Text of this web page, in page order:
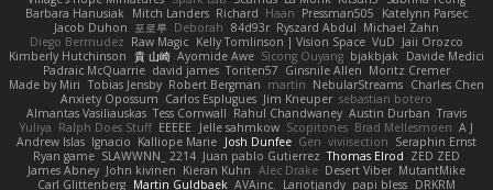
Barbara Hanusiak
Mitch Landers Richard Haan Pressman505
Katelynn Parsec
Jacob Duhon 포로루 Deborah 84d93r Ryszard Abdul Michael Zahn
Diego Bermudez Raw Magic Kelly Tomlinson | Vision Space VuD Jaii Orozco
Kimberly Hutchinson 貴 山崎 Ayomide Awe Sicong Ouyang bjakbjak
Davide Medici
Padraic McQuarrie david james Toriten57 Ginsnile Allen Moritz Cremer
Made by Miri Tobias Jensby Robert Bergman martin NebularStreams Charles Chen
Anxiety Opossum Carlos Esplugues Jim Kneuper sebastian botero
Almantas Vasiliauskas Tess Cornwall Rahul Chandwaney Austin Durban Travis
Yuliya Ralph Does Stuff EEEEE Jelle sahmkow Scopitones Brad Mellesmoen A J
Andrew Islas Ignacio Kalliope Marie Josh Dunfee Gen viviisection Seraphin Ernst
Ryan game SLAWWNN_ 2214 Juan pablo Gutierrez Thomas Elrod ZED ZED
James Abney John kivinen Kieran Kuhn Alec Drake Desert Viber MutantMike
Carl Glittenberg Martin Guldbaek AVAinc. Lariotjandy papi bless DRKRM